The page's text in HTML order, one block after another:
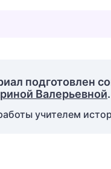
подготовлен
Валерьевной.
учителем